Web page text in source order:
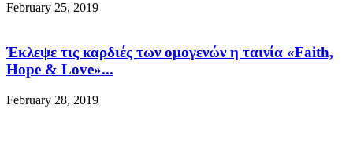
February 25, 2019
Έκλεψε τις καρδιές των ομογενών η ταινία «Faith,
Hope & Love»...
February 28, 2019